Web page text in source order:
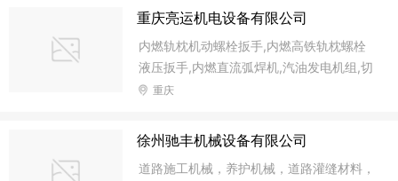
阅读灯、庭院灯、路灯等）户外充电、3）
背包户外充电（背包和折叠包等）、4）电
动车、摩托车等户外充电、5）发电系统
等。 高效SunPower太阳能板分3类： 1）P
CB板+PET（或ETFE）层压工艺，主要为S
具、背包类等户外充电产品； 2）TPT+PET
重庆亮运机电设备有限公司
内燃轨枕机动螺栓扳手,内燃高铁轨枕螺栓
液压扳手,内燃直流弧焊机,汽油发电机组,切
割片钻头, 本田，三菱，百力通BS各种型汽
重庆
徐州驰丰机械设备有限公司
道路施工机械，养护机械，道路灌缝材料，